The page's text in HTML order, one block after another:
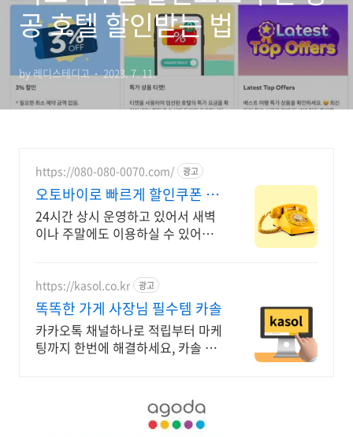
공 호텔 할인받는 법
by 레디스테디고 2023. 7. 11.
https://080-080-0070.com/ 광고
오토바이로 빠르게 할인쿠폰 서
류문서 샘플 당일 긴급배송
24시간 상시 운영하고 있어서 새벽
이나 주말에도 이용하실 수 있어요
로 지금 출발! 하나
https://kasol.co.kr 광고
똑똑한 가게 사장님 필수템 카솔
카카오톡 채널하나로 적립부터 마케
팅까지 한번에 해결하세요, 카솔 하